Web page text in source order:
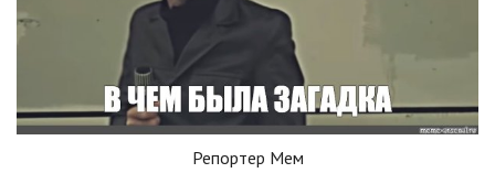
Репортер Мем